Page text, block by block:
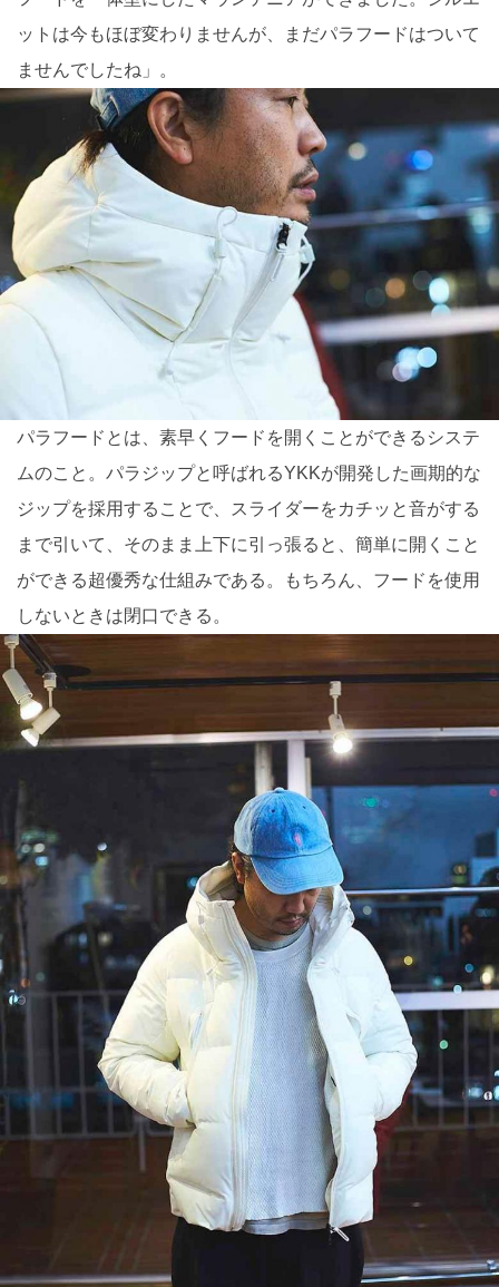
ットは今もほぼ変わりませんが、まだパラフードはついて
ませんでしたね」。
パラフードとは、素早くフードを開くことができるシステ
ムのこと。パラジップと呼ばれるYKKが開発した画期的な
ジップを採用することで、スライダーをカチッと音がする
まで引いて、そのまま上下に引っ張ると、簡単に開くこと
ができる超優秀な仕組みである。もちろん、フードを使用
しないときは閉口できる。